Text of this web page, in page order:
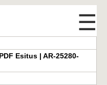
☰
Esitus | AR-25280-